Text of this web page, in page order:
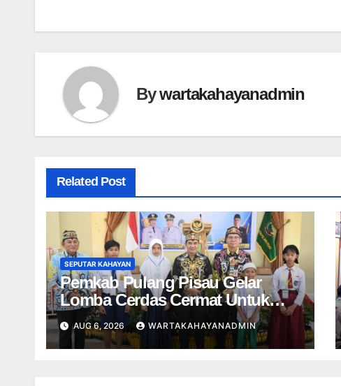
Bywartakahayanadmin
Related Post
SEPUTAR KAHAYAN
Pemkab Pulang Pisau Gelar
Lomba Cerdas Cermat Untuk
Pelajar
AUG 6, 2026 WARTAKAHAYANADMIN